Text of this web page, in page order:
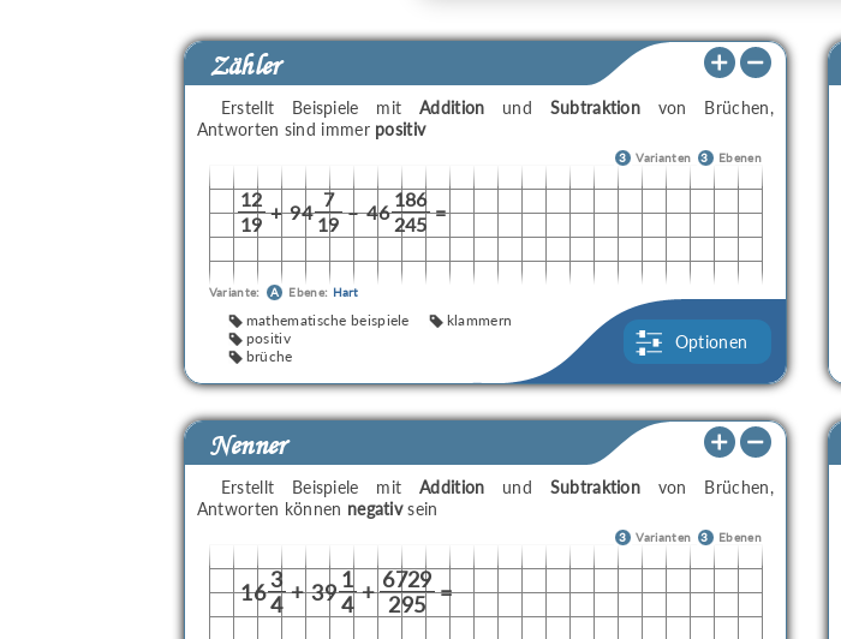
Zähler
Erstellt Beispiele mitAddition und Subtraktion von Brüchen,
Antworten sind immer positiv
3 Varianten 3 Ebenen
12
+ 94
7
– 46
186
=
19 19 245
Variante: A Ebene: Hart
mathematische beispiele
positiv
brüche
klammern
Optionen
Nenner
Erstellt Beispiele mitAddition und Subtraktion von Brüchen,
Antworten können negativsein
3 Varianten 3 Ebenen
163 + 39 1 + 6729 =
4 4 295